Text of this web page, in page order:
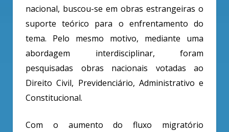
nacional, buscou-se em obras estrangeiras o
suporte teórico para o enfrentamento do
tema. Pelo mesmo motivo, mediante uma
abordagem interdisciplinar, foram
pesquisadas obras nacionais votadas ao
Direito Civil, Previdenciário, Administrativo e
Constitucional.
Com o aumento do fluxo migratório